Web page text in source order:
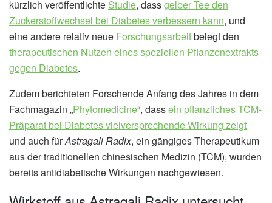
kürzlich veröffentlichte Studie, dassgelber Tee den
Zuckerstoffwechsel bei Diabetes verbessern kann, und
eine andere relativ neue Forschungsarbeitbelegt den
therapeutischen Nutzen eines speziellen Pflanzenextrakts
gegen Diabetes.
Zudem berichteten Forschende Anfang des Jahres in dem
Fachmagazin „Phytomedicine“, dassein pflanzliches TCM-
Präparat bei Diabetes vielversprechende Wirkung zeigt
und auch fürAstragali Radix, ein gängiges Therapeutikum
aus der traditionellen chinesischen Medizin (TCM), wurden
bereits antidiabetische Wirkungen nachgewiesen.